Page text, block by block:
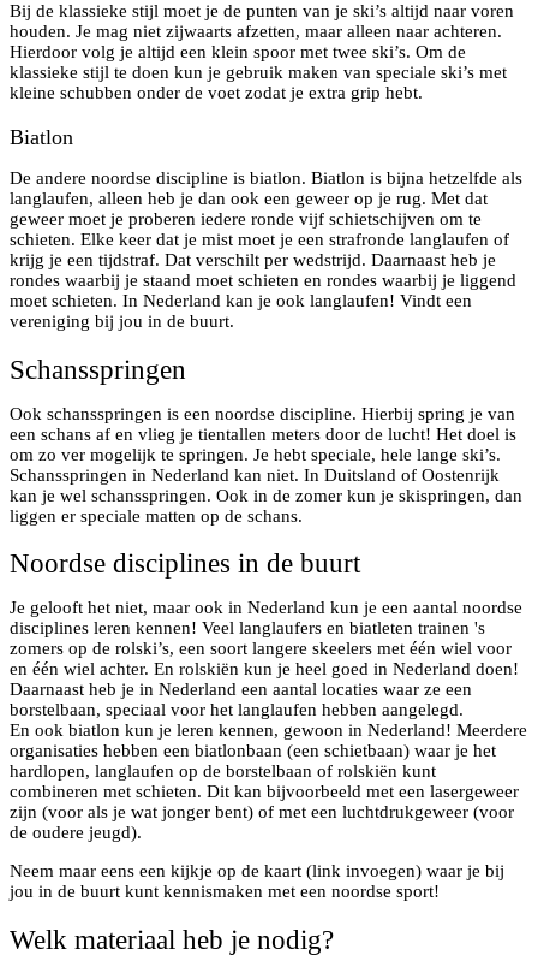
Bij de klassieke stijl moet je de punten van je ski’s altijd naar voren
houden. Je mag niet zijwaarts afzetten, maar alleen naar achteren.
Hierdoor volg je altijd een klein spoor met twee ski’s. Om de
klassieke stijl te doen kun je gebruik maken van speciale ski’s met
kleine schubben onder de voet zodat je extra grip hebt.
Biatlon
De andere noordse discipline is biatlon. Biatlon is bijna hetzelfde als
langlaufen, alleen heb je dan ook een geweer op je rug. Met dat
geweer moet je proberen iedere ronde vijf schietschijven om te
schieten. Elke keer dat je mist moet je een strafronde langlaufen of
krijg je een tijdstraf. Dat verschilt per wedstrijd. Daarnaast heb je
rondes waarbij je staand moet schieten en rondes waarbij je liggend
moet schieten. In Nederland kan je ook langlaufen! Vindt een
vereniging bij jou in de buurt.
Schansspringen
Ook schansspringen is een noordse discipline. Hierbij spring je van
een schans af en vlieg je tientallen meters door de lucht! Het doel is
om zo ver mogelijk te springen. Je hebt speciale, hele lange ski’s.
Schansspringen in Nederland kan niet. In Duitsland of Oostenrijk
kan je wel schansspringen. Ook in de zomer kun je skispringen, dan
liggen er speciale matten op de schans.
Noordse disciplines in de buurt
Je gelooft het niet, maar ook in Nederland kun je een aantal noordse
disciplines leren kennen! Veel langlaufers en biatleten trainen 's
zomers op de rolski’s, een soort langere skeelers met één wiel voor
en één wiel achter. En rolskiën kun je heel goed in Nederland doen!
Daarnaast heb je in Nederland een aantal locaties waar ze een
borstelbaan, speciaal voor het langlaufen hebben aangelegd.
En ook biatlon kun je leren kennen, gewoon in Nederland! Meerdere
organisaties hebben een biatlonbaan (een schietbaan) waar je het
hardlopen, langlaufen op de borstelbaan of rolskiën kunt
combineren met schieten. Dit kan bijvoorbeeld met een lasergeweer
zijn (voor als je wat jonger bent) of met een luchtdrukgeweer (voor
de oudere jeugd).
Neem maar eens een kijkje op de kaart (link invoegen) waar je bij
jou in de buurt kunt kennismaken met een noordse sport!
Welk materiaal heb je nodig?